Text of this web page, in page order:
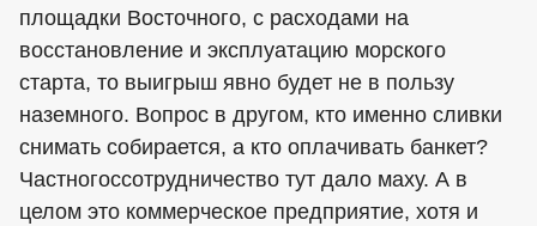
площадки Восточного, с расходами на
восстановление и эксплуатацию морского
старта, то выигрыш явно будет не в пользу
наземного. Вопрос в другом, кто именно сливки
снимать собирается, а кто оплачивать банкет?
Частногоссотрудничество тут дало маху. А в
целом это коммерческое предприятие, хотя и